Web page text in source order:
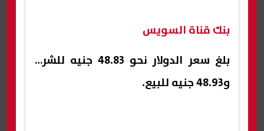
بنك قناة السويس
بلغ سعر الدولار نحو 48.83 جنيه للشراء
و48.93 جنيه للبيع.